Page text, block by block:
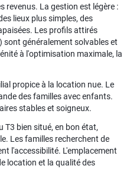
revenus. La gestion est légère :
lieux plus simples, des
Les profils attirés
généralement solvables et
à l'optimisation maximale, la
propice à la location nue. Le
des familles avec enfants.
stables et soigneux.
T3 bien situé, en bon état,
Les familles recherchent de
l'accessibilité. L'emplacement
location et la qualité des